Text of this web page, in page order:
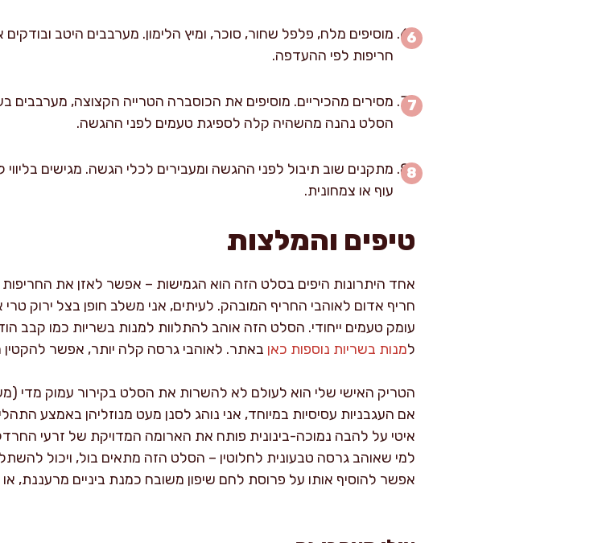
מוסיפים מלח, פלפל שחור, סוכר, ומיץ הלימון. מערבבים היטב
חריפות לפי ההעדפה.
הסלט נהנה מהשהיה קלה לספיגת טעמים לפני ההגשה.
מתקנים שוב תיבול לפני ההגשה ומעבירים לכלי הגשה. מגישים
עוף או צמחונית.
טיפים והמלצות
אחד היתרונות היפים בסלט הזה הוא הגמישות – אפשר לאזן את החריפות
חריף אדום לאוהבי החריף המובהק. לעיתים, אני משלב חופן בצל ירוק
עומק טעמים ייחודי. הסלט הזה אוהב להתלוות למנות בשריות כמו קבב
למנות בשריות נוספות כאן באתר. לאוהבי גרסה קלה יותר, אפשר להקטין
הטריק האישי שלי הוא לעולם לא להשרות את הסלט בקירור עמוק מדי
אם העגבניות עסיסיות במיוחד, אני נוהג לסנן מעט מנוזליהן באמצע
איטי על להבה נמוכה-בינונית פותח את הארומה המדויקת של זרעי
למי שאוהב גרסה טבעונית לחלוטין – הסלט הזה מתאים בול, ויכול
אפשר להוסיף אותו על פרוסת לחם שיפון משובח כמנת ביניים מרעננת,